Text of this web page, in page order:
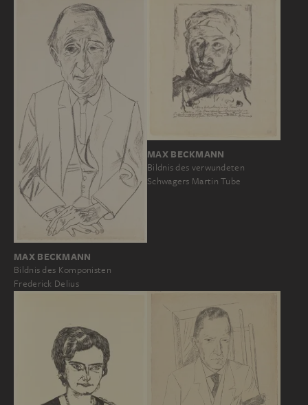
MAX BECKMANN
Bildnis des Komponisten
Frederick Delius
MAX BECKMANN
Bildnis des verwundeten
Schwagers Martin Tube